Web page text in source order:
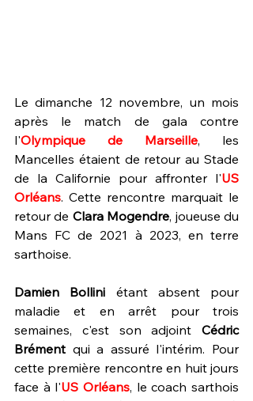
Le dimanche 12 novembre, un mois
après le match de gala contre
l'Olympique de Marseille, les
Mancelles étaient de retour au Stade
de la Californie pour affronter l'US
Orléans. Cette rencontre marquait le
retour de Clara Mogendre, joueuse du
Mans FC de 2021 à 2023, en terre
sarthoise.
Damien Bollini étant absent pour
maladie et en arrêt pour trois
semaines, c'est son adjoint Cédric
Brément qui a assuré l'intérim. Pour
cette première rencontre en huit jours
face à l'US Orléans, le coach sarthois